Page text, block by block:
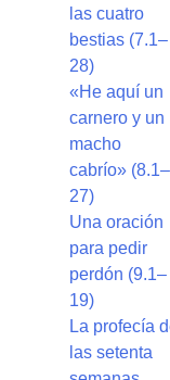
las cuatro
bestias (7.1–
28)
«He aquí un
carnero y un
macho
cabrío» (8.1–
27)
Una oración
para pedir
perdón (9.1–
19)
La profecía
las setenta